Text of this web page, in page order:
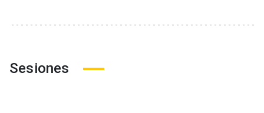
Sesiones